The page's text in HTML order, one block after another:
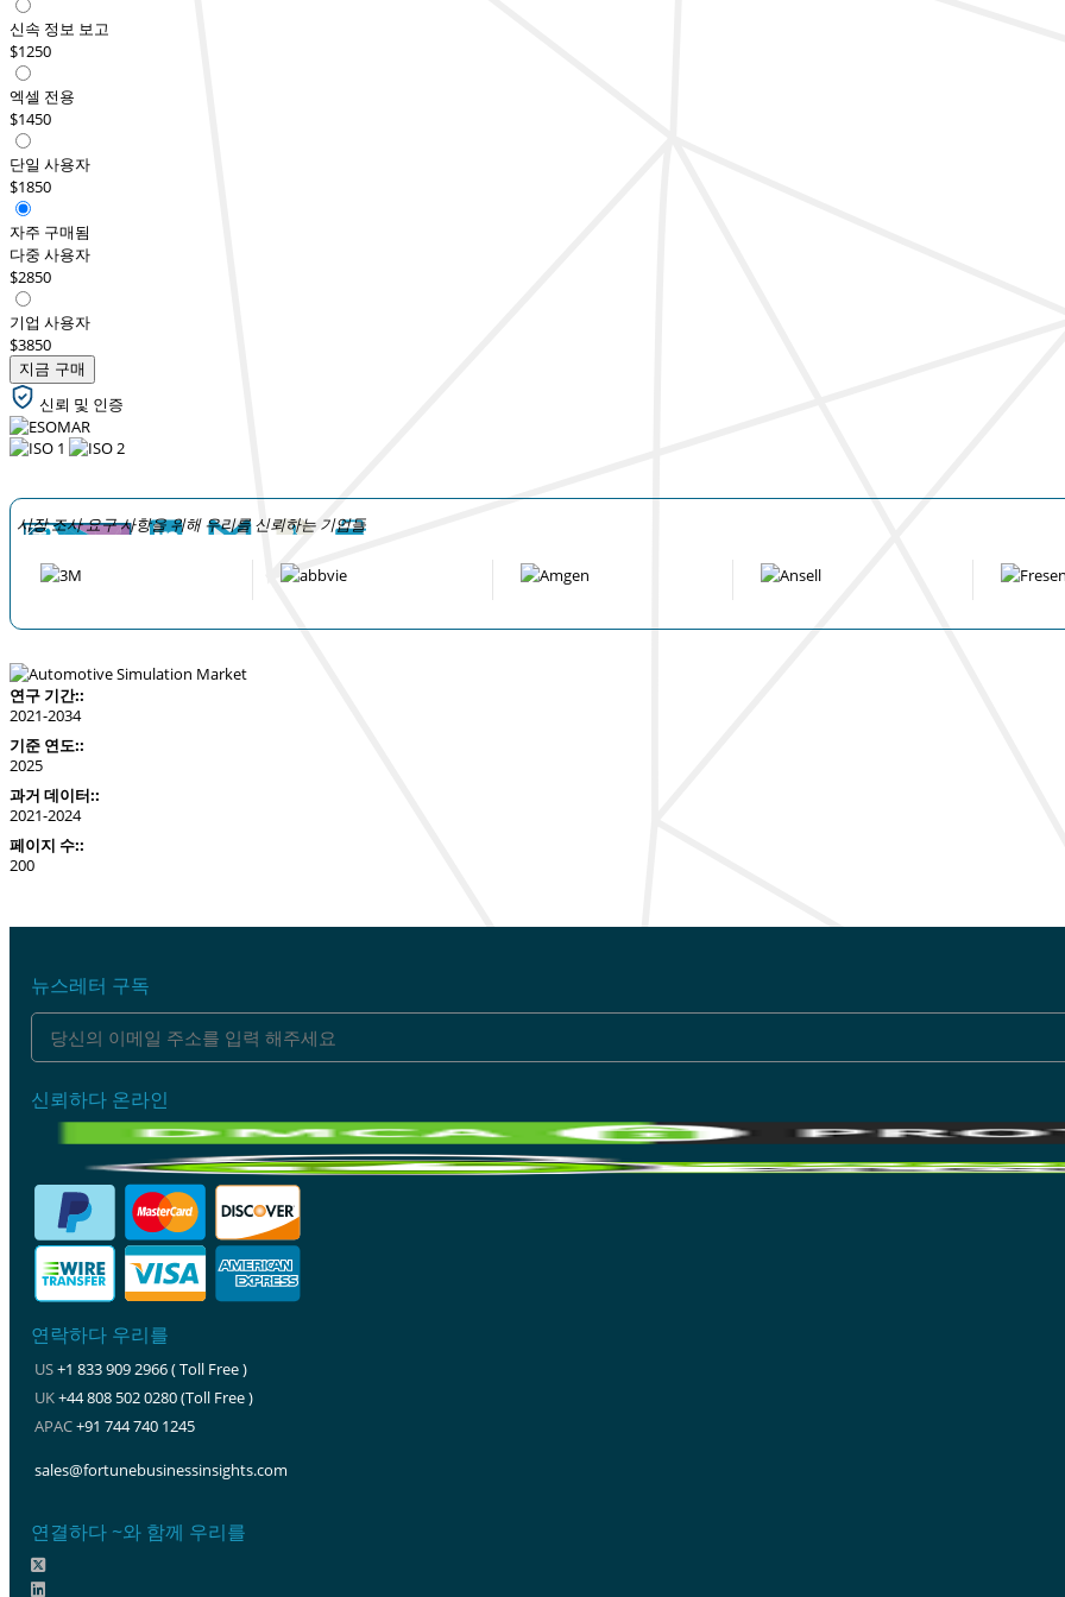
신속 정보 보고
$1250
엑셀 전용
$1450
단일 사용자
$1850
자주 구매됨
다중 사용자
$2850
기업 사용자
$3850
지금 구매
신뢰 및 인증
시장 조사 요구 사항을 위해 우리를 신뢰하는 기업들
연구 기간::
2021-2034
기준 연도::
2025
과거 데이터::
2021-2024
페이지 수::
200
뉴스레터 구독
신뢰하다 온라인
연락하다 우리를
US+1 833 909 2966 ( Toll Free )
UK+44 808 502 0280 (Toll Free )
APAC+91 744 740 1245
sales@fortunebusinessinsights.com
연결하다 ~와 함께 우리를